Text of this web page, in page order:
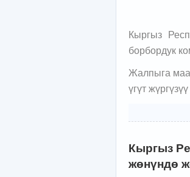
Кыргыз
борбордук
Жалпыга
үгүт
Кыргыз
жөнүндө